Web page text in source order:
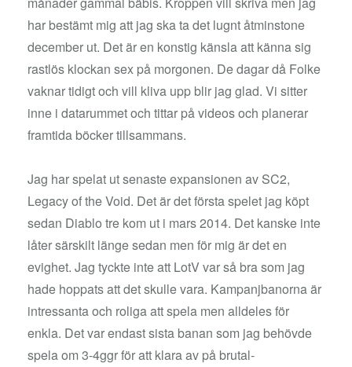
har bestämt mig att jag ska ta det lugnt åtminstone
december ut. Det är en konstig känsla att känna sig
rastlös klockan sex på morgonen. De dagar då Folke
vaknar tidigt och vill kliva upp blir jag glad. Vi sitter
inne i datarummet och tittar på videos och planerar
framtida böcker tillsammans.
Jag har spelat ut senaste expansionen av SC2,
Legacy of the Void. Det är det första spelet jag köpt
sedan Diablo tre kom ut i mars 2014. Det kanske inte
låter särskilt länge sedan men för mig är det en
evighet. Jag tyckte inte att LotV var så bra som jag
hade hoppats att det skulle vara. Kampanjbanorna är
intressanta och roliga att spela men alldeles för
enkla. Det var endast sista banan som jag behövde
spela om 3-4ggr för att klara av på brutal-